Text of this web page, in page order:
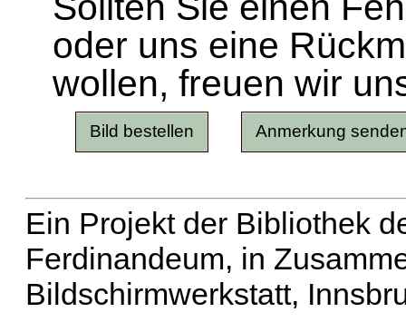
oder uns eine
wollen, freuen wir
Ein Projekt der Bibliothek
Ferdinandeum, in
Bildschirmwerkstatt,